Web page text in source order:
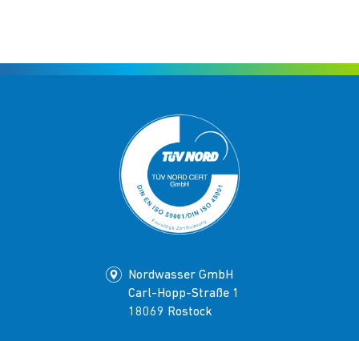
Nordwasser GmbH
Carl-Hopp-Straße 1
18069 Rostock